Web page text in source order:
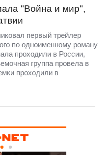
"Война и мир",
первый трейлер
по одноименному роману
проходили в России,
группа провела в
проходили в